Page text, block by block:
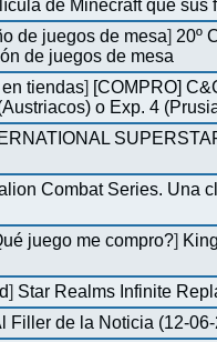
de Minecraft que sus
de juegos de mesa] 20º
de juegos de mesa
tiendas] [COMPRO]
o Exp. 4
Combat Series. Una
juego me compro?]
] Star Realms Infinite
Filler de la Noticia (12-